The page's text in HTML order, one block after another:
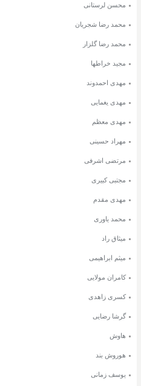
محسن لرستانی
محمد رضا شجریان
محمد رضا گلزار
مجید خراطها
مهدی احمدوند
مهدی یغمایی
مهدی معظم
مهراد حسینی
مرتضی اشرفی
مجتبی کبیری
مهدی مقدم
محمد یاوری
میثاق راد
میثم ابراهیمی
کامران مولایی
کسری زاهدی
گرشا رضایی
هاوش
هوروش بند
یوسف زمانی